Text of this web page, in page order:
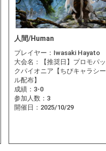
人間/Human
プレイヤー： Iwasaki Hayato
大会名：
【推奨日】プロモパッ
クパイオニア【ちびキャラシー
ル配布】
成績： 3-0
参加人数： 3
開催日： 2025/10/29